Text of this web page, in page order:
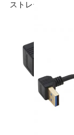
ストレート型 オス